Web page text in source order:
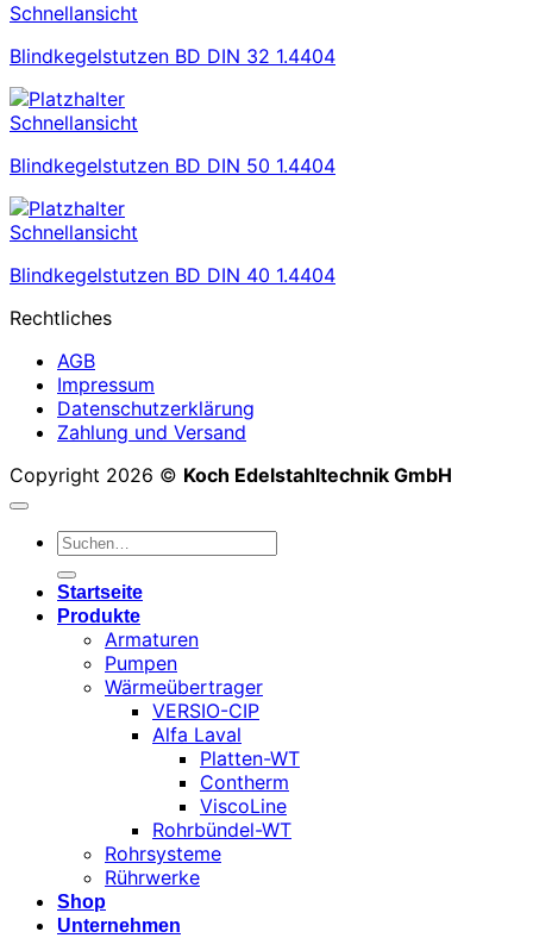
Schnellansicht
Blindkegelstutzen BD DIN 32 1.4404
Schnellansicht
Blindkegelstutzen BD DIN 50 1.4404
Schnellansicht
Blindkegelstutzen BD DIN 40 1.4404
Rechtliches
AGB
Impressum
Datenschutzerklärung
Zahlung und Versand
Copyright 2026 © Koch Edelstahltechnik GmbH
Suchen
Startseite
Produkte
Armaturen
Pumpen
Wärmeübertrager
VERSIO-CIP
Alfa Laval
Platten-WT
Contherm
ViscoLine
Rohrbündel-WT
Rohrsysteme
Rührwerke
Shop
Unternehmen